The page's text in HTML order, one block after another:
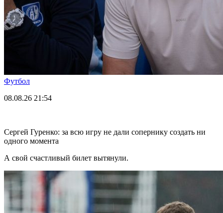
Футбол
08.08.26 21:54
Сергей Гуренко: за всю игру не дали сопернику создать ни
одного момента
А свой счастливый билет вытянули.